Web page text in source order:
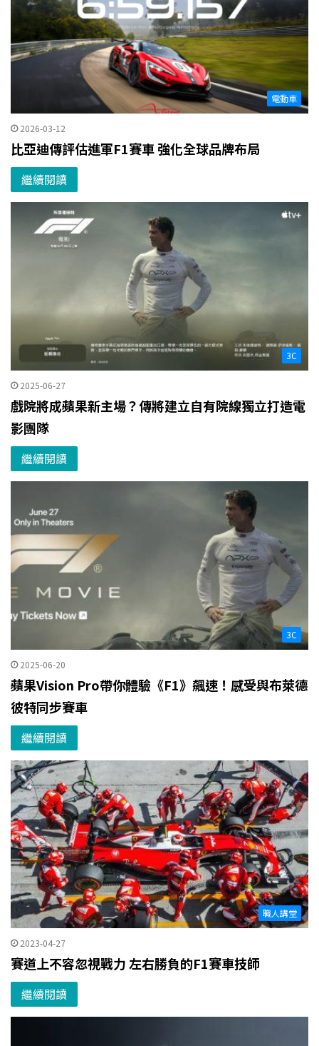
電動車
2026-03-12
比亞迪傳評估進軍F1賽車 強化全球品牌布局
繼續閱讀
3C
2025-06-27
戲院將成蘋果新主場？傳將建立自有院線獨立打造電
影團隊
繼續閱讀
3C
2025-06-20
蘋果Vision Pro帶你體驗《F1》飆速！感受與布萊德
彼特同步賽車
繼續閱讀
職人講堂
2023-04-27
賽道上不容忽視戰力 左右勝負的F1賽車技師
繼續閱讀